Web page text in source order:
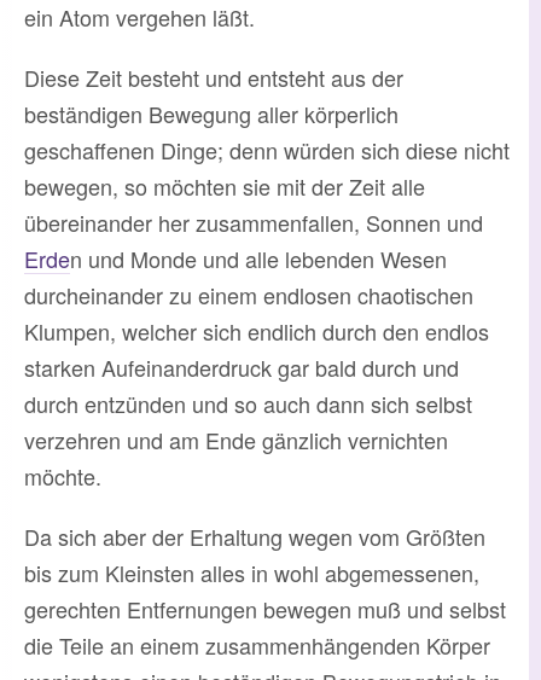
ein Atom vergehen läßt.
Diese Zeit besteht und entsteht aus der
beständigen Bewegung aller körperlich
geschaffenen Dinge; denn würden sich diese nicht
bewegen, so möchten sie mit der Zeit alle
übereinander her zusammenfallen, Sonnen und
Erden und Monde und alle lebenden Wesen
durcheinander zu einem endlosen chaotischen
Klumpen, welcher sich endlich durch den endlos
starken Aufeinanderdruck gar bald durch und
durch entzünden und so auch dann sich selbst
verzehren und am Ende gänzlich vernichten
möchte.
Da sich aber der Erhaltung wegen vom Größten
bis zum Kleinsten alles in wohl abgemessenen,
gerechten Entfernungen bewegen muß und selbst
die Teile an einem zusammenhängenden Körper